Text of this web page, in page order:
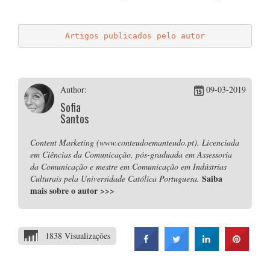
Artigos publicados pelo autor
Author:
Sofia
Santos
09-03-2019
Content Marketing (www.conteudoemanteudo.pt). Licenciada
em Ciências da Comunicação, pós-graduada em Assessoria
da Comunicação e mestre em Comunicação em Indústrias
Culturais pela Universidade Católica Portuguesa. Saiba
mais sobre o autor >>>
1838 Visualizações